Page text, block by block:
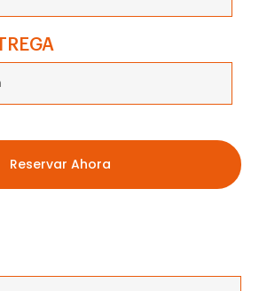
Reservar Ahora